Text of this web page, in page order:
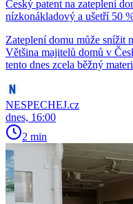
Český patent na zateplení
nízkonákladový a ušetří 50
Zateplení domu může snížit
Většina majitelů domů v
tento dnes zcela běžný
NESPECHEJ.cz
dnes, 16:00
2 min